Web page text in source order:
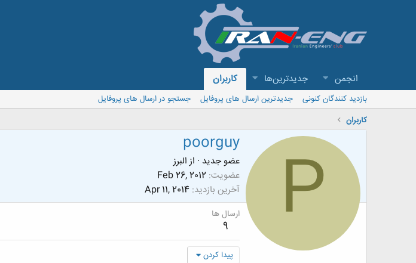
انجمن جدیدترین‌ها کاربران
بازدید کنندگان کنونی جدیدترین ارسال های پروفایل
جستجو در ارسال های پروفایل
کاربران
P
poorguy
عضو جدید · از البرز
عضویت Feb 26, 2012
آخرین بازدید Apr 11, 2014
ارسال ها
9
پیدا کردن